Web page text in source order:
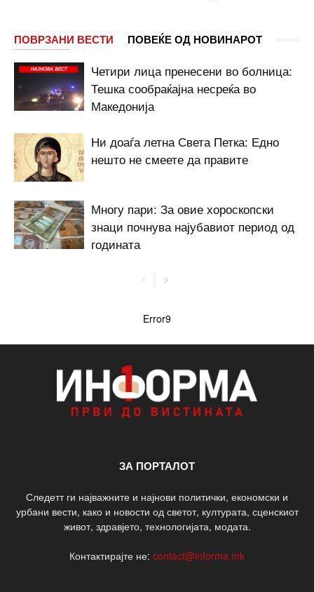
ПОВРЗАНИ ВЕСТИ ПОВЕЌЕ ОД НОВИНАРОТ
Четири лица пренесени во болница:
Тешка сообраќајна несреќа во
Македонија
Ни доаѓа летна Света Петка: Едно
нешто не смеете да правите
Многу пари: За овие хороскопски
знаци почнува најубавиот период од
годината
Error9
ЗА ПОРТАЛОТ
Следетт ги најважните и најнови политички, економски и
урбани вести, како и новости од светот, културата, сценскиот
живот, здравјето, технологијата, модата.
Контактирајте не: contact@informa.mk